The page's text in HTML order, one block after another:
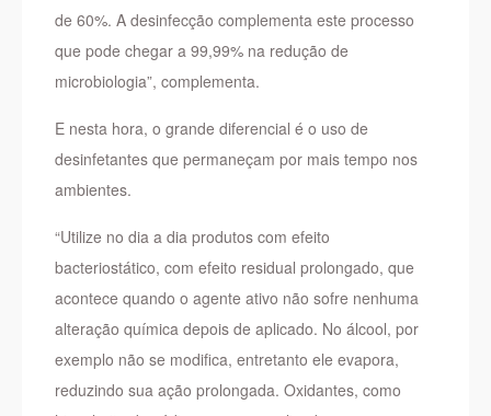
de 60%. A desinfecção complementa este processo
que pode chegar a 99,99% na redução de
microbiologia”, complementa.
E nesta hora, o grande diferencial é o uso de
desinfetantes que permaneçam por mais tempo nos
ambientes.
“Utilize no dia a dia produtos com efeito
bacteriostático, com efeito residual prolongado, que
acontece quando o agente ativo não sofre nenhuma
alteração química depois de aplicado. No álcool, por
exemplo não se modifica, entretanto ele evapora,
reduzindo sua ação prolongada. Oxidantes, como